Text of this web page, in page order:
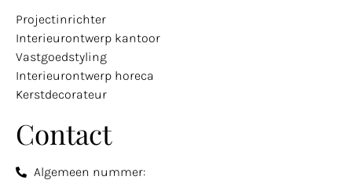
Projectinrichter
Interieurontwerp kantoor
Vastgoedstyling
Interieurontwerp horeca
Kerstdecorateur
Contact
Algemeen nummer: